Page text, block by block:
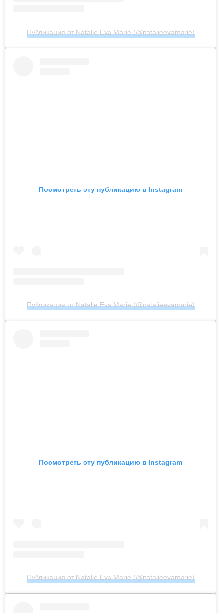
Публикация от Natalie Eva Marie (@natalieevamarie)
Посмотреть эту публикацию в Instagram
Публикация от Natalie Eva Marie (@natalieevamarie)
Посмотреть эту публикацию в Instagram
Публикация от Natalie Eva Marie (@natalieevamarie)